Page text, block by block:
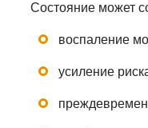
Состояние может
воспаление
усиление